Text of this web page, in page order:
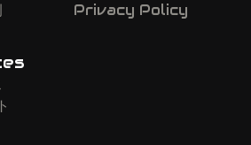
Privacy Policy